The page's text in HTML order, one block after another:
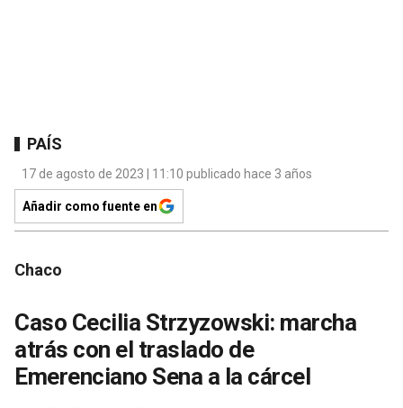
PAÍS
17 de agosto de 2023 | 11:10 publicado hace 3 años
Añadir como fuente en
Chaco
Caso Cecilia Strzyzowski: marcha
atrás con el traslado de
Emerenciano Sena a la cárcel